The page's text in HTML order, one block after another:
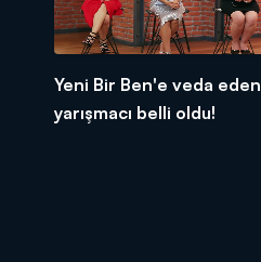
Yeni Bir Ben'e veda eden
yarışmacı belli oldu!